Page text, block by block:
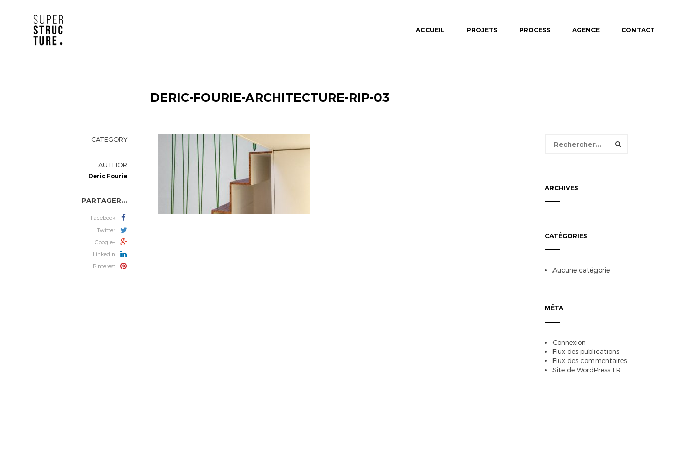
ACCUEIL PROJETS PROCESS AGENCE CONTACT
DERIC-FOURIE-ARCHITECTURE-RIP-03
CATEGORY
AUTHOR
Deric Fourie
PARTAGER...
Facebook
Twitter
Google+
LinkedIn
Pinterest
ARCHIVES
CATÉGORIES
Aucune catégorie
MÉTA
Connexion
Flux des publications
Flux des commentaires
Site de WordPress-FR